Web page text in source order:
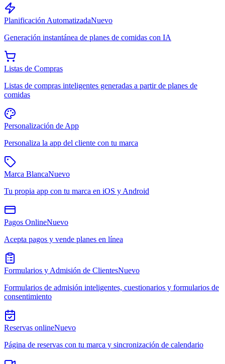
Planificación AutomatizadaNuevo
Generación instantánea de planes de comidas con IA
Listas de Compras
Listas de compras inteligentes generadas a partir de planes de
comidas
Personalización de App
Personaliza la app del cliente con tu marca
Marca BlancaNuevo
Tu propia app con tu marca en iOS y Android
Pagos OnlineNuevo
Acepta pagos y vende planes en línea
Formularios y Admisión de ClientesNuevo
Formularios de admisión inteligentes, cuestionarios y formularios de
consentimiento
Reservas onlineNuevo
Página de reservas con tu marca y sincronización de calendario